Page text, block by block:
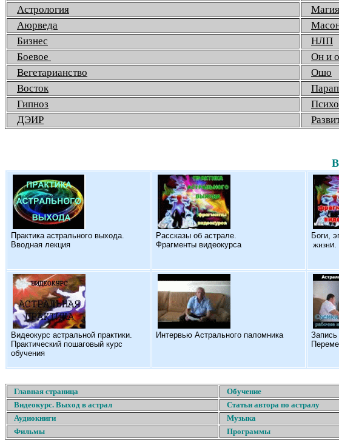
Астрология
Магия
Аюрведа
Бизнес
НЛП
Боевое
Он и
Вегетарианство
Ошо
Восток
Гипноз
ДЭИР
Практика астрального выхода.
Вводная лекция
Рассказы об астрале.
Фрагменты видеокурса
Боги,
жизни.
Видеокурс астральной практики.
Практический пошаговый курс
обучения
Интервью Астрального паломника
Главная страница Обучение
Видеокурс. Выход в астрал
Статьи автора по астралу
Аудиокниги
Музыка
Фильмы
Программы